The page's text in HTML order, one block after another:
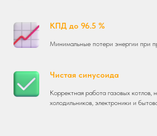
КПД до 96.5 %
Минимальные потери энергии при
Чистая синусоида
Корректная работа газовых котлов,
холодильников, электроники и